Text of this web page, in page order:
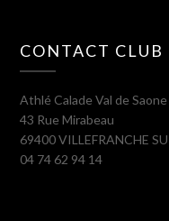
CONTACT
Athlé Calade Val de
43 Rue Mirabeau
69400 VILLEFRANCHE
04 74 62 94 14